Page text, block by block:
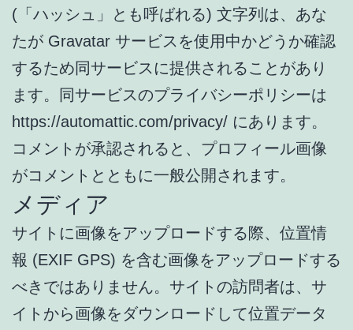
(「ハッシュ」とも呼ばれる) 文字列は、あな
たが Gravatar サービスを使用中かどうか確認
するため同サービスに提供されることがあり
ます。同サービスのプライバシーポリシーは
https://automattic.com/privacy/ にあります。
コメントが承認されると、プロフィール画像
がコメントとともに一般公開されます。
メディア
サイトに画像をアップロードする際、位置情
報 (EXIF GPS) を含む画像をアップロードする
べきではありません。サイトの訪問者は、サ
イトから画像をダウンロードして位置データ